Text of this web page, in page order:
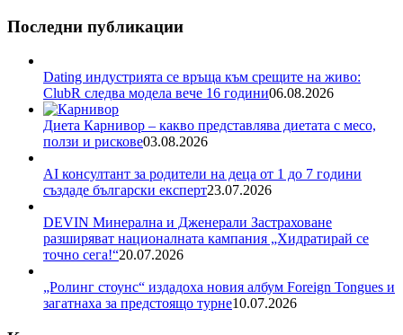
Последни публикации
Dating индустрията се връща към срещите на живо:
ClubR следва модела вече 16 години06.08.2026
Диета Карнивор – какво представлява диетата с месо,
ползи и рискове03.08.2026
AI консултант за родители на деца от 1 до 7 години
създаде български експерт23.07.2026
DEVIN Минерална и Дженерали Застраховане
разширяват националната кампания „Хидратирай се
точно сега!“20.07.2026
„Ролинг стоунс“ издадоха новия албум Foreign Tongues и
загатнаха за предстоящо турне10.07.2026